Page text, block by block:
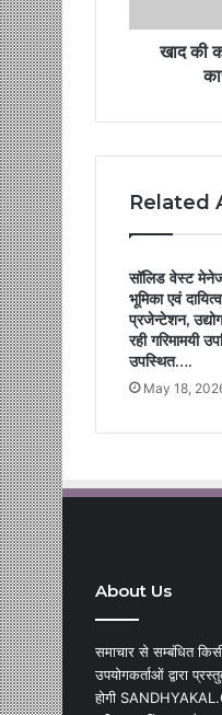
खाद की
Related
सॉलिड वेस्ट
भूमिका एवं
प्रजेन्टेशन,
रही गरिमामयी
उपस्थित….
May 18,
About Us
समाचार से सम्बंधित
उपयोगकर्ताओं द्वारा
होगी